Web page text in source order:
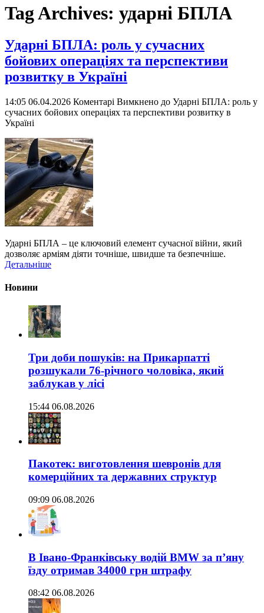
Tag Archives: ударні БПЛА
Ударні БПЛА: роль у сучасних
бойових операціях та перспективи
розвитку в Україні
14:05 06.04.2026 Коментарі Вимкнено до Ударні БПЛА: роль у
сучасних бойових операціях та перспективи розвитку в
Україні
Ударні БПЛА – це ключовий елемент сучасної війни, який
дозволяє арміям діяти точніше, швидше та безпечніше.
Детальніше
Новини
Три доби пошуків: на Прикарпатті
розшукали 76-річного чоловіка, який
заблукав у лісі
15:44 06.08.2026
Пакотек: виготовлення шевронів для
комерційних та державних структур
09:09 06.08.2026
В Івано-Франківську водій BMW за п’яну
їзду отримав 34000 грн штрафу
08:42 06.08.2026